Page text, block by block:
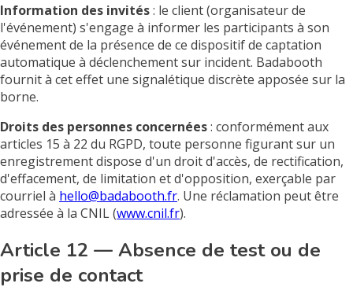
Information des invités: le client (organisateur de
l'événement) s'engage à informer les participants à son
événement de la présence de ce dispositif de captation
automatique à déclenchement sur incident. Badabooth
fournit à cet effet une signalétique discrète apposée sur la
borne.
Droits des personnes concernées: conformément aux
articles 15 à 22 du RGPD, toute personne figurant sur un
enregistrement dispose d'un droit d'accès, de rectification,
d'effacement, de limitation et d'opposition, exerçable par
courriel à hello@badabooth.fr. Une réclamation peut être
adressée à la CNIL (www.cnil.fr).
Article 12 — Absence de test ou de
prise de contact